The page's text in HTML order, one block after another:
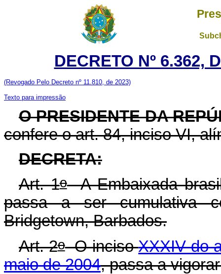
DECRETO Nº 6.362,
(Revogado Pelo Decreto nº 11.810, de 2023)
Texto para impressão
O PRESIDENTE DA
confere o art. 84, inciso VI,
DECRETA:
Art. 1oA Embaixada
passa a ser cumulativa
Bridgetown, Barbados.
Art. 2oO incisoXXXIV do
maio de 2004, passa a